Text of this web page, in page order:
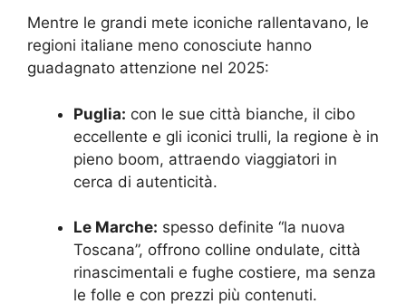
Mentre le grandi mete iconiche rallentavano, le
regioni italiane meno conosciute hanno
guadagnato attenzione nel 2025:
Puglia: con le sue città bianche, il cibo
eccellente e gli iconici trulli, la regione è in
pieno boom, attraendo viaggiatori in
cerca di autenticità.
Le Marche: spesso definite “la nuova
Toscana”, offrono colline ondulate, città
rinascimentali e fughe costiere, ma senza
le folle e con prezzi più contenuti.